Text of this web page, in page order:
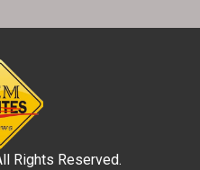
Rights Reserved.